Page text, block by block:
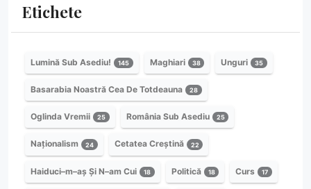
Etichete
Lumină Sub Asediu! 145 Maghiari 38 Unguri 35
Basarabia Noastră Cea De Totdeauna 28
Oglinda Vremii 25 România Sub Asediu 25
Naționalism 24 Cetatea Creștină 22
Haiduci–m–aș Și N–am Cui 18 Politică 18 Curs 17